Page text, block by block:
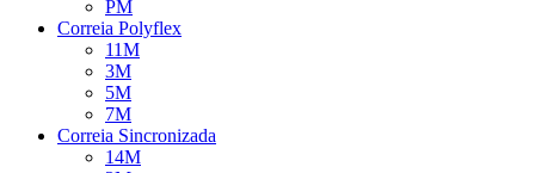
PM
Correia Polyflex
11M
3M
5M
7M
Correia Sincronizada
14M